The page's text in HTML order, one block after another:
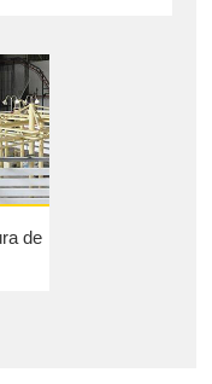
de